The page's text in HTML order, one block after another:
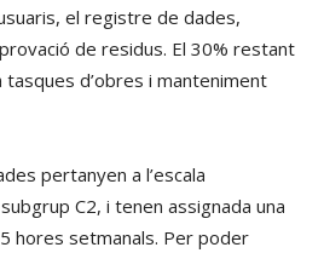
el registre de dades,
de residus. El 30% restant
d’obres i manteniment
pertanyen a l’escala
C2, i tenen assignada una
hores setmanals. Per poder